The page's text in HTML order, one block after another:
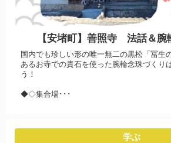
【安堵町】善照寺 法話＆腕
国内でも珍しい形の唯一無二の黒松「冨生
あるお寺での貴石を使った腕輪念珠づくり
う！
◆◇集合場･･･
学ぶ